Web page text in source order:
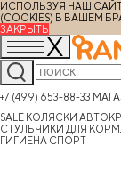
ИСПОЛЬЗУЯ НАШ
(COOKIES) В ВАШЕМ
ЗАКРЫТЬ
+7 (499) 653-88-33
SALE КОЛЯСКИ
СТУЛЬЧИКИ ДЛЯ
ГИГИЕНА СПОРТ